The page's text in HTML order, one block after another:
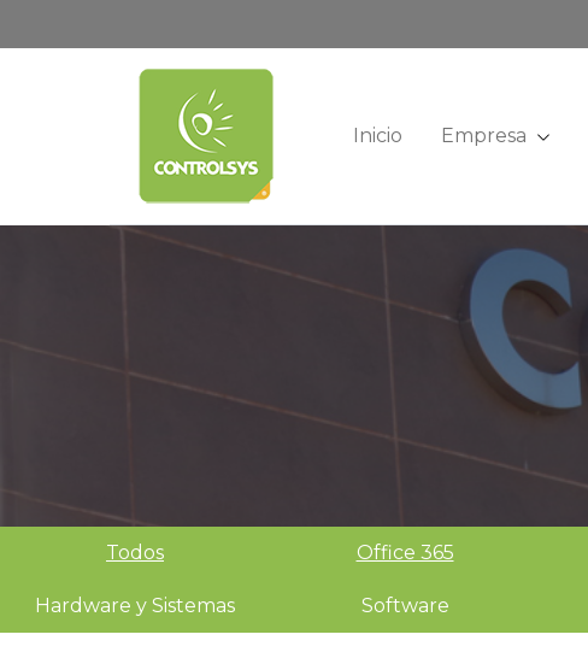
Inicio Empresa
Todos Office 365
Hardware y Sistemas Software